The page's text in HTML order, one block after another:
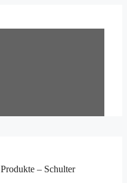
Produkte – Schulter